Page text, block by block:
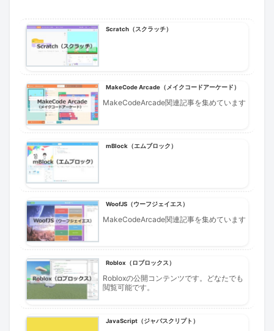
Scratch（スクラッチ）
MakeCode Arcade（メイクコードアーケード）
MakeCodeArcade関連記事を集めています
mBlock（エムブロック）
WoofJS（ウーフジェイエス）
MakeCodeArcade関連記事を集めています
Roblox（ロブロックス）
Robloxの公開コンテンツです。どなたでも
閲覧可能です。
JavaScript（ジャバスクリプト）